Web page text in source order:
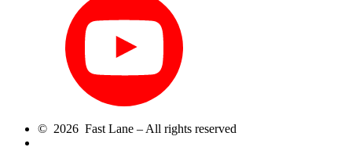
© 2026 Fast Lane – All rights reserved